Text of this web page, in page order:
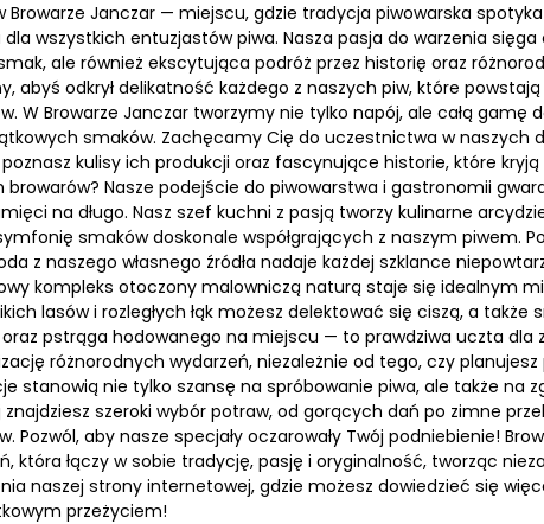
Browarze Janczar — miejscu, gdzie tradycja piwowarska
wszystkich entuzjastów piwa. Nasza pasja do warzenia
ale również ekscytująca podróż przez historię oraz
abyś odkrył delikatność każdego z naszych piw, które
W Browarze Janczar tworzymy nie tylko napój, ale całą
smaków. Zachęcamy Cię do uczestnictwa w naszych
kulisy ich produkcji oraz fascynujące historie, które
browarów? Nasze podejście do piwowarstwa i gastronomii
na długo. Nasz szef kuchni z pasją tworzy kulinarne
smaków doskonale współgrających z naszym piwem.
z naszego własnego źródła nadaje każdej szklance
kompleks otoczony malowniczą naturą staje się idealnym
lasów i rozległych łąk możesz delektować się ciszą, a
pstrąga hodowanego na miejscu — to prawdziwa uczta dla
różnorodnych wydarzeń, niezależnie od tego, czy
stanowią nie tylko szansę na spróbowanie piwa, ale także na
znajdziesz szeroki wybór potraw, od gorących dań po zimne
Pozwól, aby nasze specjały oczarowały Twój podniebienie!
która łączy w sobie tradycję, pasję i oryginalność, tworząc
naszej strony internetowej, gdzie możesz dowiedzieć się
przeżyciem!